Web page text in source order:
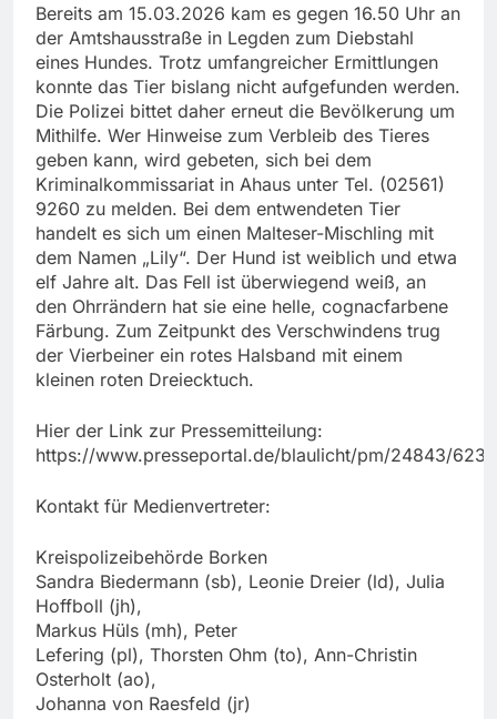
Bereits am 15.03.2026 kam es gegen 16.50 Uhr an
der Amtshausstraße in Legden zum Diebstahl
eines Hundes. Trotz umfangreicher Ermittlungen
konnte das Tier bislang nicht aufgefunden werden.
Die Polizei bittet daher erneut die Bevölkerung um
Mithilfe. Wer Hinweise zum Verbleib des Tieres
geben kann, wird gebeten, sich bei dem
Kriminalkommissariat in Ahaus unter Tel. (02561)
9260 zu melden. Bei dem entwendeten Tier
handelt es sich um einen Malteser-Mischling mit
dem Namen „Lily“. Der Hund ist weiblich und etwa
elf Jahre alt. Das Fell ist überwiegend weiß, an
den Ohrrändern hat sie eine helle, cognacfarbene
Färbung. Zum Zeitpunkt des Verschwindens trug
der Vierbeiner ein rotes Halsband mit einem
kleinen roten Dreiecktuch.
Hier der Link zur Pressemitteilung:
https://www.presseportal.de/blaulicht/pm/24843/
Kontakt für Medienvertreter:
Kreispolizeibehörde Borken
Sandra Biedermann (sb), Leonie Dreier (ld), Julia
Hoffboll (jh),
Markus Hüls (mh), Peter
Lefering (pl), Thorsten Ohm (to), Ann-Christin
Osterholt (ao),
Johanna von Raesfeld (jr)